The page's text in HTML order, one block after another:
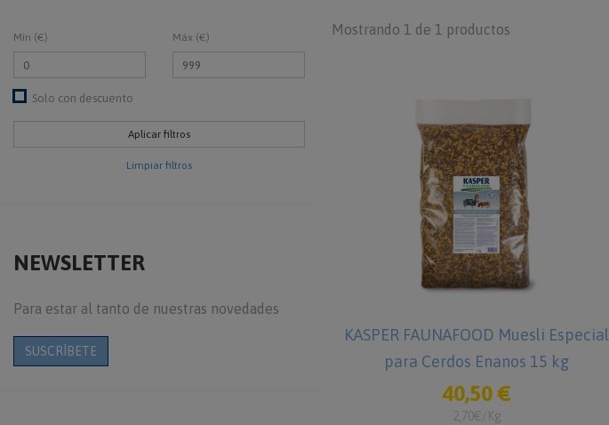
Mín (€) Máx (€)
Solo con descuento
Limpiar filtros
NEWSLETTER
Para estar al tanto de nuestras novedades
SUSCRÍBETE
Mostrando 1 de 1 productos
KASPER FAUNAFOOD Muesli Especial
para Cerdos Enanos 15 kg
40,50 €
2,70€/Kg